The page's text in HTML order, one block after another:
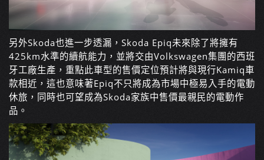
另外Skoda也進一步透漏，Skoda Epiq未來除了將擁有
425km水準的續航能力，並將交由Volkswagen集團的西班
牙工廠生產，重點此車型的售價定位預計將與現行Kamiq車
款相近，這也意味著Epiq不只將成為市場中極易入手的電動
休旅，同時也可望成為Skoda家族中售價最親民的電動作
品。